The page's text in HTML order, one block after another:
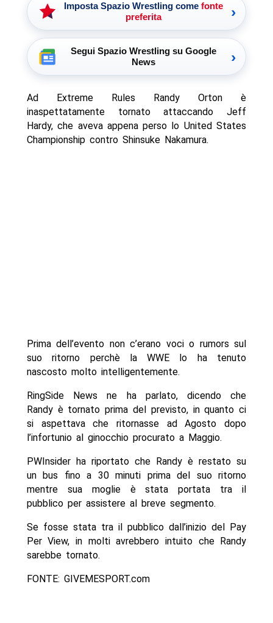
Imposta Spazio Wrestling come fonte
preferita
›
Segui Spazio Wrestling su Google
News
›
Ad Extreme Rules Randy Orton è
inaspettatamente tornato attaccando Jeff
Hardy, che aveva appena perso lo United States
Championship contro Shinsuke Nakamura.
Prima dell’evento non c’erano voci o rumors sul
suo ritorno perchè la WWE lo ha tenuto
nascosto molto intelligentemente.
RingSide News ne ha parlato, dicendo che
Randy è tornato prima del previsto, in quanto ci
si aspettava che ritornasse ad Agosto dopo
l’infortunio al ginocchio procurato a Maggio.
PWInsider ha riportato che Randy è restato su
un bus fino a 30 minuti prima del suo ritorno
mentre sua moglie è stata portata tra il
pubblico per assistere al breve segmento.
Se fosse stata tra il pubblico dall’inizio del Pay
Per View, in molti avrebbero intuito che Randy
sarebbe tornato.
FONTE: GIVEMESPORT.com